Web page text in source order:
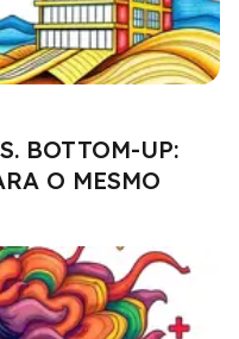
BOTTOM-UP:
O MESMO